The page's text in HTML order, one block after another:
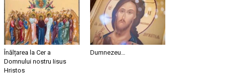
Înălțarea la Cer a
Domnului nostru Iisus
Hristos
Dumnezeu…